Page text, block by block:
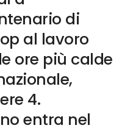
di
al lavoro
ore più calde
4.
entra nel